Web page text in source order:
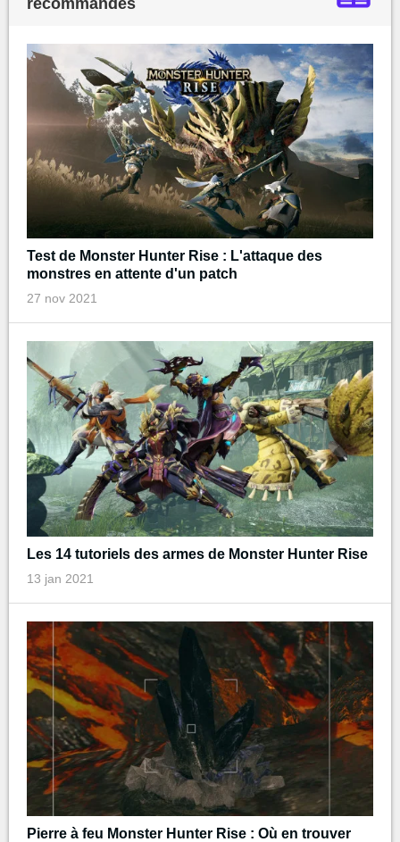
recommandés
Test de Monster Hunter Rise : L'attaque des
monstres en attente d'un patch
27 nov 2021
Les 14 tutoriels des armes de Monster Hunter Rise
13 jan 2021
Pierre à feu Monster Hunter Rise : Où en trouver